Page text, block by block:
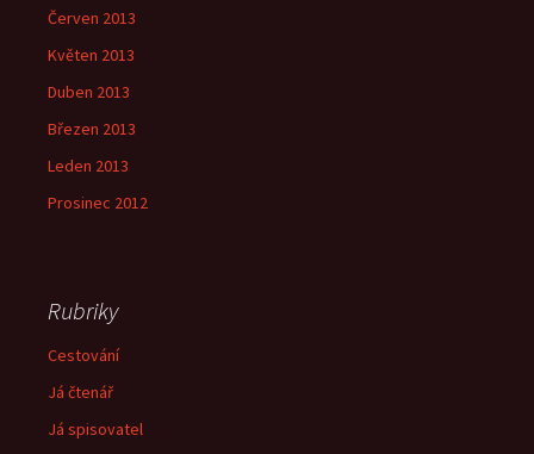
Červen 2013
Květen 2013
Duben 2013
Březen 2013
Leden 2013
Prosinec 2012
Rubriky
Cestování
Já čtenář
Já spisovatel